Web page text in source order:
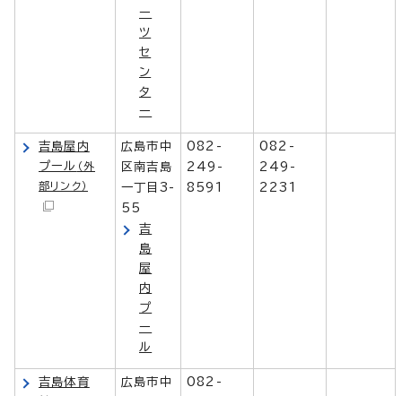
ー
ツ
セ
ン
タ
ー
吉島屋内
プール （外
部リンク）
広島市中
区南吉島
一丁目3-
55
吉
島
屋
内
プ
ー
ル
082-
249-
8591
082-
249-
2231
吉島体育
広島市中
082-